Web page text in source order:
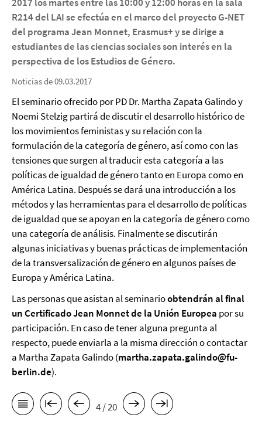
R214 del LAIse efectúa en el marco del proyectoG-NET
del programa Jean Monnet, Erasmus+yse dirige a
estudiantes de las ciencias sociales son interés en la
perspectiva de los Estudios de Género.
Noticias de 09.03.2017
El seminario ofrecido por PD Dr. Martha Zapata Galindo y
Noemi Stelzig partirá de discutir el desarrollo histórico de
los movimientos feministas y su relación con la
formulación de la categoría de género, así como con las
tensiones que surgen al traducir esta categoría a las
políticas de igualdad de género tanto en Europa como en
América Latina. Después se dará una introducción a los
métodos y las herramientas para el desarrollo de políticas
de igualdad que se apoyan en la categoría de género como
una categoría de análisis. Finalmente se discutirán
algunas iniciativas y buenas prácticas de implementación
de la transversalización de género en algunos países de
Europa y América Latina.
Las personas que asistan al seminarioobtendrán al final
un Certificado Jean Monnet de la Unión Europea por su
participación. En caso de tener alguna pregunta al
respecto, puede enviarla a la misma dirección o contactar
a Martha Zapata Galindo (martha.zapata.galindo@fu-
berlin.de).
4 / 20